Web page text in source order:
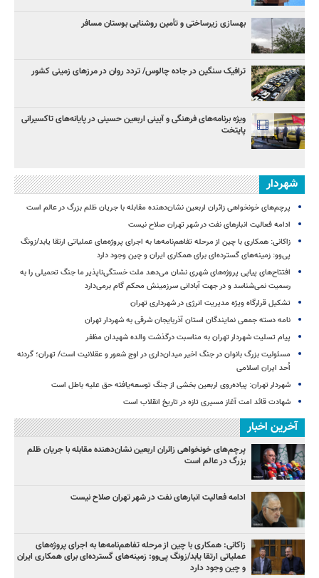
بهسازی زیرساختی و تأمین روشنایی بوستان مسافر
ترافیک سنگین در جاده چالوس/ تردد روان در مرزهای زمینی کشور
ویژه برنامه‌های فرهنگی و آیینی اربعین حسینی در پایانه‌های تاکسیرانی
پایتخت
شهردار
پرچم‌های خونخواهی زائران اربعین نشان‌دهنده مقابله با جریان ظلم بزرگ در عالم است
ادامه فعالیت انبارهای نفت در شهر تهران صلاح نیست
زاکانی: همکاری با چین از مرحله تفاهم‌نامه‌ها به اجرای پروژه‌های عملیاتی ارتقا یابد/زونگ
پی‌وو: زمینه‌های گسترده‌ای برای همکاری ایران و چین وجود دارد
افتتاح‌های پیاپی پروژه‌های شهری نشان می‌دهد ملت خستگی‌ناپذیر ما جنگ تحمیلی را به
رسمیت نمی‌شناسد و در جهت آبادانی سرزمینش محکم گام برمی‌دارد
تشکیل قرارگاه ویژه مدیریت انرژی در شهرداری تهران
نامه دسته جمعی نمایندگان استان آذربایجان شرقی به شهردار تهران
پیام تسلیت شهردار تهران به مناسبت درگذشت والده شهیدان مظفر
مسئولیت بزرگ بانوان در جنگ اخیر میدان‌داری‌ در اوج شعور و عقلانیت است/ تهران؛ گردنه
اُحد ایران اسلامی
شهردار تهران: پیاده‌روی اربعین بخشی از جنگ توسعه‌یافته حق علیه باطل است
شهادت قائد امت آغاز مسیری تازه در تاریخ انقلاب است
آخرین اخبار
پرچم‌های خونخواهی زائران اربعین نشان‌دهنده مقابله با جریان ظلم
بزرگ در عالم است
ادامه فعالیت انبارهای نفت در شهر تهران صلاح نیست
زاکانی: همکاری با چین از مرحله تفاهم‌نامه‌ها به اجرای پروژه‌های
عملیاتی ارتقا یابد/زونگ پی‌وو: زمینه‌های گسترده‌ای برای همکاری ایران
و چین وجود دارد